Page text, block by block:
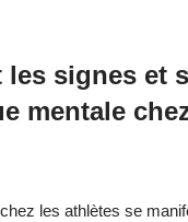
les signes et
mentale
les athlètes se